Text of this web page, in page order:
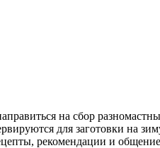
на сбор
для заготовки на
рекомендации и